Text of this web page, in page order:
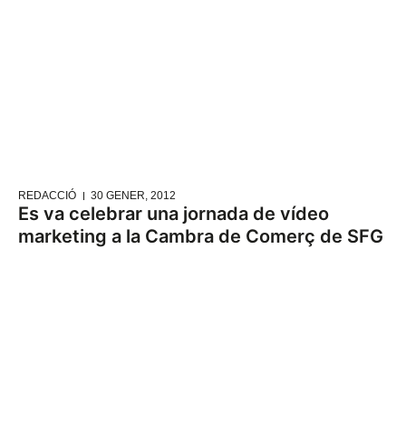
REDACCIÓ 30 GENER, 2012
Es va celebrar una jornada de vídeo
marketing a la Cambra de Comerç de SFG